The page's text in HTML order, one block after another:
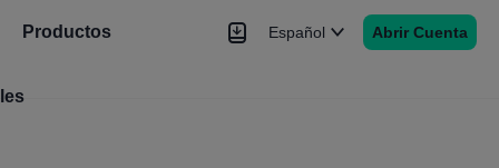
Productos
Noticias
Español Abrir Cuenta